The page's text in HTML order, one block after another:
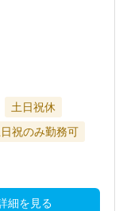
土日祝休
祝のみ勤務可
細を見る